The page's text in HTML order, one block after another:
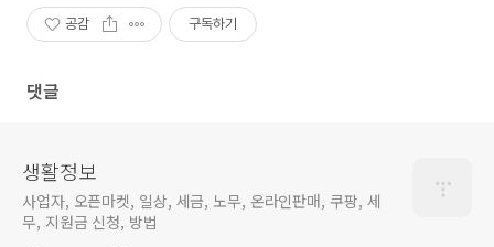
공감 구독하기
댓글
생활정보
사업자, 오픈마켓, 일상, 세금, 노무, 온라인판매, 쿠팡, 세
무, 지원금 신청, 방법